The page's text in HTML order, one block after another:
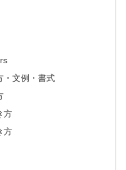
・文例・書式
方
方